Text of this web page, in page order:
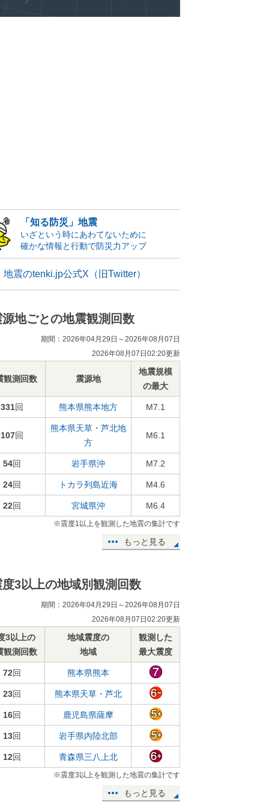
「知る防災」地震
いざという時にあわてないために
確かな情報と行動で防災力アップ
地震のtenki.jp公式X（旧Twitter）
源地ごとの地震観測回数
期間：2026年04月29日～2026年08月07日
2026年08月07日02:20更新
観測回数 震源地
地震規模
の最大
331回 熊本県熊本地方 M7.1
107回
熊本県天草・芦北地
方
M6.1
54回 岩手県沖 M7.2
24回 トカラ列島近海 M4.6
22回 宮城県沖 M6.4
※震度1以上を観測した地震の集計です
もっと見る
度3以上の地域別観測回数
期間：2026年04月29日～2026年08月07日
2026年08月07日02:20更新
3以上の
観測回数
地域震度の
地域
観測した
最大震度
72回 熊本県熊本
23回 熊本県天草・芦北
16回 鹿児島県薩摩
13回 岩手県内陸北部
12回 青森県三八上北
※震度3以上を観測した地震の集計です
もっと見る